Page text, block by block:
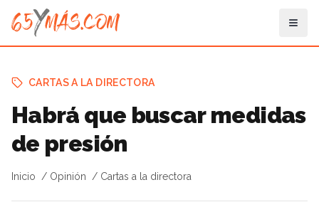
CARTAS A LA DIRECTORA
Habrá que buscar medidas
de presión
Inicio Opinión Cartas a la directora